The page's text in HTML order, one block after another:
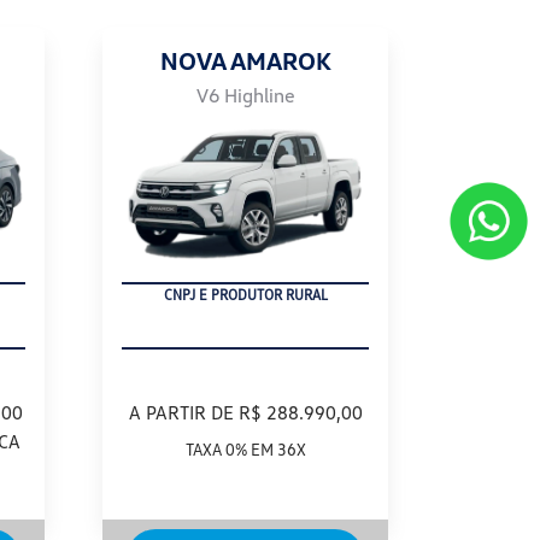
NOVA AMAROK
V6 Highline
CNPJ E PRODUTOR RURAL
A PARTIR DE R$ 288.990,00
TAXA 0% EM 36X